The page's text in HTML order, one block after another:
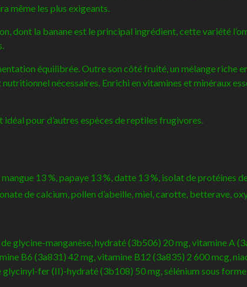
même les plus exigeants.
dont la banane est le principal ingrédient, cette variété
équilibrée. Outre son côté fruité, un mélange riche
nécessaires. Enrichi en vitamines et minéraux
pour d’autres espèces de reptiles frugivores.
13 %, papaye 13 %, datte 13 %, isolat de protéines
de calcium, pollen d’abeille, miel, carotte, betterave,
glycine-manganèse, hydraté (3b506) 20 mg, vitamine A
B6 (3a831) 42 mg, vitamine B12 (3a835) 2 600 mcg,
fer (II)-hydraté (3b108) 50 mg, sélénium sous